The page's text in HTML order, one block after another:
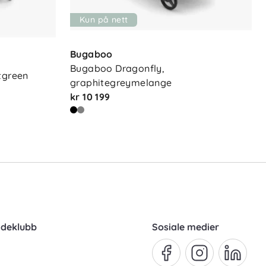
Kun på nett
Bugaboo
Bugaboo Dragonfly,
graphitegreymelange
kr 10 199
Sosiale medier